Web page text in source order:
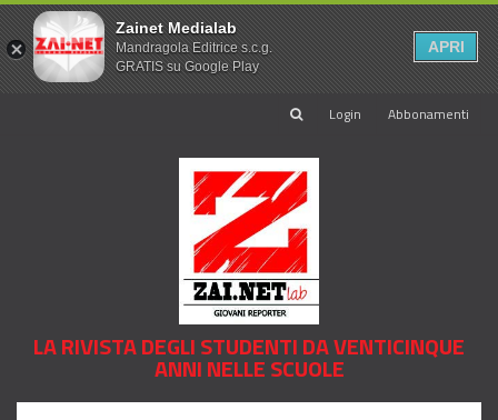
Login Abbonamenti
LA RIVISTA DEGLI STUDENTI DA VENTICINQUE
ANNI NELLE SCUOLE
Zainet Medialab
Mandragola Editrice s.c.g.
GRATIS su Google Play
APRI